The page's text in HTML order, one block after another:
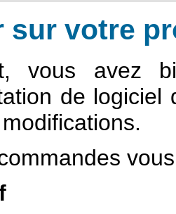
sur votre
vous avez
de